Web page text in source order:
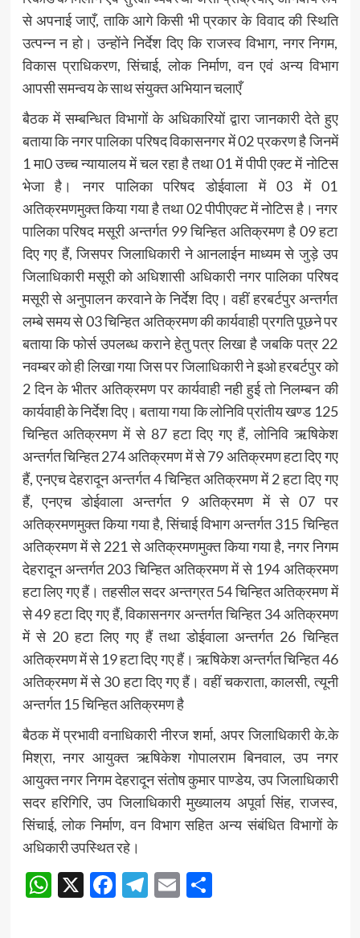
से अपनाई जाएँ, ताकि आगे किसी भी प्रकार के विवाद की स्थिति
उत्पन्न न हो। उन्होंने निर्देश दिए कि राजस्व विभाग, नगर निगम,
विकास प्राधिकरण, सिंचाई, लोक निर्माण, वन एवं अन्य विभाग
आपसी समन्वय के साथ संयुक्त अभियान चलाएँ
बैठक में सम्बन्धित विभागों के अधिकारियों द्वारा जानकारी देते हुए
बताया कि नगर पालिका परिषद विकासनगर में 02 प्रकरण है जिनमें
1 मा0 उच्च न्यायालय में चल रहा है तथा 01 में पीपी एक्ट में नोटिस
भेजा है। नगर पालिका परिषद डोईवाला में 03 में 01
अतिक्रमणमुक्त किया गया है तथा 02 पीपीएक्ट में नोटिस है। नगर
पालिका परिषद मसूरी अन्तर्गत 99 चिन्हित अतिक्रमण है 09 हटा
दिए गए हैं, जिसपर जिलाधिकारी ने आनलाईन माध्यम से जुड़े उप
जिलाधिकारी मसूरी को अधिशासी अधिकारी नगर पालिका परिषद
मसूरी से अनुपालन करवाने के निर्देश दिए। वहीं हरबर्टपुर अन्तर्गत
लम्बे समय से 03 चिन्हित अतिक्रमण की कार्यवाही प्रगति पूछने पर
बताया कि फोर्स उपलब्ध कराने हेतु पत्र लिखा है जबकि पत्र 22
नवम्बर को ही लिखा गया जिस पर जिलाधिकारी ने इओ हरबर्टपुर को
2 दिन के भीतर अतिक्रमण पर कार्यवाही नही हुई तो निलम्बन की
कार्यवाही के निर्देश दिए। बताया गया कि लोनिवि प्रांतीय खण्ड 125
चिन्हित अतिक्रमण में से 87 हटा दिए गए हैं, लोनिवि ऋषिकेश
अन्तर्गत चिन्हित 274 अतिक्रमण में से 79 अतिक्रमण हटा दिए गए
हैं, एनएच देहरादून अन्तर्गत 4 चिन्हित अतिक्रमण में 2 हटा दिए गए
हैं, एनएच डोईवाला अन्तर्गत 9 अतिक्रमण में से 07 पर
अतिक्रमणमुक्त किया गया है, सिंचाई विभाग अन्तर्गत 315 चिन्हित
अतिक्रमण में से 221 से अतिक्रमणमुक्त किया गया है, नगर निगम
देहरादून अन्तर्गत 203 चिन्हित अतिक्रमण में से 194 अतिक्रमण
हटा लिए गए हैं। तहसील सदर अन्तग्रत 54 चिन्हित अतिक्रमण में
से 49 हटा दिए गए हैं, विकासनगर अन्तर्गत चिन्हित 34 अतिक्रमण
में से 20 हटा लिए गए हैं तथा डोईवाला अन्तर्गत 26 चिन्हित
अतिक्रमण में से 19 हटा दिए गए हैं। ऋषिकेश अन्तर्गत चिन्हित 46
अतिक्रमण में से 30 हटा दिए गए हैं। वहीं चकराता, कालसी, त्यूनी
अन्तर्गत 15 चिन्हित अतिक्रमण है
बैठक में प्रभावी वनाधिकारी नीरज शर्मा, अपर जिलाधिकारी के.के
मिश्रा, नगर आयुक्त ऋषिकेश गोपालराम बिनवाल, उप नगर
आयुक्त नगर निगम देहरादून संतोष कुमार पाण्डेय, उप जिलाधिकारी
सदर हरिगिरि, उप जिलाधिकारी मुख्यालय अपूर्वा सिंह, राजस्व,
सिंचाई, लोक निर्माण, वन विभाग सहित अन्य संबंधित विभागों के
अधिकारी उपस्थित रहे।
WhatsApp
X Facebook
Telegram
EmailShare